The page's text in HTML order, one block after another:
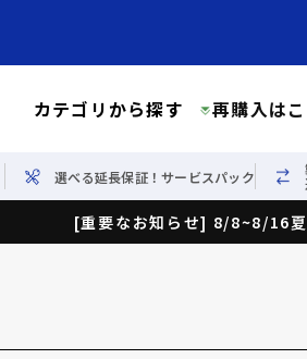
カテゴリから探す 再購入は
選べる延長保証！サービスパック
[重要なお知らせ] 8/8~8/16夏